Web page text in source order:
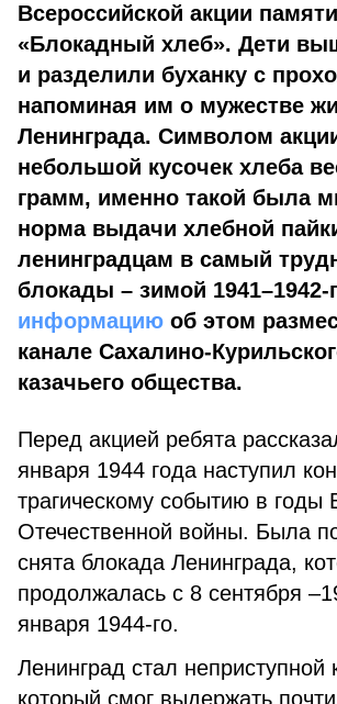
Всероссийской акции памяти
«Блокадный хлеб». Дети
и разделили буханку с
напоминая им о мужестве
Ленинграда. Символом
небольшой кусочек хлеба
грамм, именно такой была
норма выдачи хлебной
ленинградцам в самый
блокады – зимой 1941–1942-
информацию об этом
канале Сахалино-
казачьего общества.
Перед акцией ребята
января 1944 года наступил
трагическому событию в годы
Отечественной войны. Была
снята блокада Ленинграда,
продолжалась с 8 сентября
января 1944-го.
Ленинград стал неприступной
который смог выдержать